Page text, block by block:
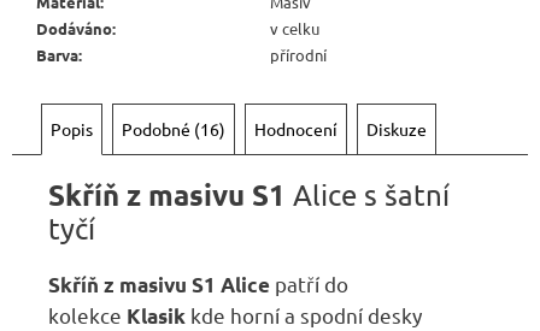
Dodáváno:
v celku
Barva: přírodní
Popis Podobné (16) Hodnocení Diskuze
Skříň z masivu S1 Alice s šatní
tyčí
Skříň z masivu S1 Alice patří do
kolekce Klasik kde horní a spodní desky
SWEET
HOME
SIL25
601
Původně:
890